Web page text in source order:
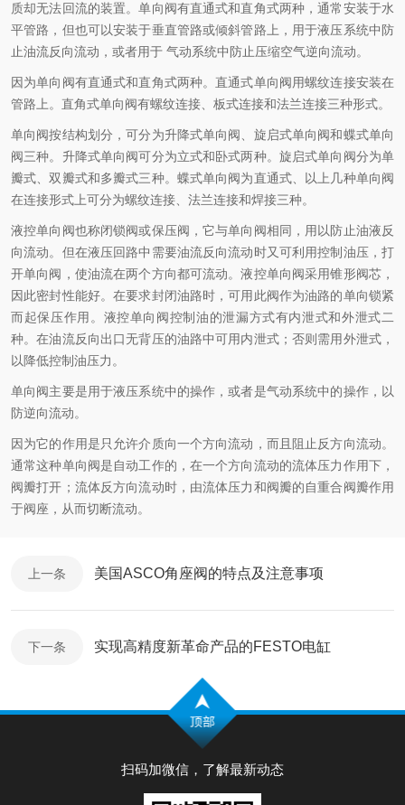
质却无法回流的装置。单向阀有直通式和直角式两种，通常安装于水
平管路，但也可以安装于垂直管路或倾斜管路上，用于液压系统中防
止油流反向流动，或者用于 气动系统中防止压缩空气逆向流动。
因为单向阀有直通式和直角式两种。直通式单向阀用螺纹连接安装在
管路上。直角式单向阀有螺纹连接、板式连接和法兰连接三种形式。
单向阀按结构划分，可分为升降式单向阀、旋启式单向阀和蝶式单向
阀三种。升降式单向阀可分为立式和卧式两种。旋启式单向阀分为单
瓣式、双瓣式和多瓣式三种。蝶式单向阀为直通式、以上几种单向阀
在连接形式上可分为螺纹连接、法兰连接和焊接三种。
液控单向阀也称闭锁阀或保压阀，它与单向阀相同，用以防止油液反
向流动。但在液压回路中需要油流反向流动时又可利用控制油压，打
开单向阀，使油流在两个方向都可流动。液控单向阀采用锥形阀芯，
因此密封性能好。在要求封闭油路时，可用此阀作为油路的单向锁紧
而起保压作用。液控单向阀控制油的泄漏方式有内泄式和外泄式二
种。在油流反向出口无背压的油路中可用内泄式；否则需用外泄式，
以降低控制油压力。
单向阀主要是用于液压系统中的操作，或者是气动系统中的操作，以
防逆向流动。
因为它的作用是只允许介质向一个方向流动，而且阻止反方向流动。
通常这种单向阀是自动工作的，在一个方向流动的流体压力作用下，
阀瓣打开；流体反方向流动时，由流体压力和阀瓣的自重合阀瓣作用
于阀座，从而切断流动。
上一条 美国ASCO角座阀的特点及注意事项
下一条 实现高精度新革命产品的FESTO电缸
扫码加微信，了解最新动态